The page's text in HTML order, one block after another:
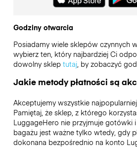
Godziny otwarcia
Posiadamy wiele sklepów czynnych
wybierz ten, który najbardziej Ci
dowolny sklep tutaj, by zobaczyć
Jakie metody płatności są
Akceptujemy wszystkie
Pamiętaj, że sklep, z którego
LuggageHero nie przyjmuje gotówki
bagażu jest ważne tylko wtedy, gdy
dokonana bezpośrednio na konto